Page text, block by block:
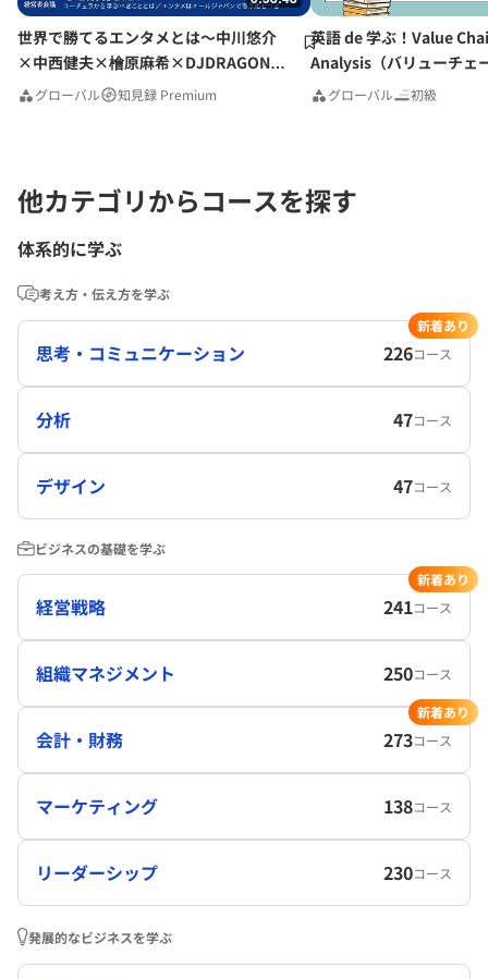
世界で勝てるエンタメとは〜中川悠介
×中西健夫×檜原麻希×DJDRAGON×
前田裕二
グローバル 知見録 Premium
英語 de 学ぶ！Value
Analysis（バリューチェ
グローバル 初級
他カテゴリからコースを探す
体系的に学ぶ
考え方・伝え方を学ぶ
思考・コミュニケーション 226コース
新着あり
分析 47コース
デザイン 47コース
ビジネスの基礎を学ぶ
経営戦略 241コース
新着あり
組織マネジメント 250コース
会計・財務 273コース
新着あり
マーケティング 138コース
リーダーシップ 230コース
発展的なビジネスを学ぶ